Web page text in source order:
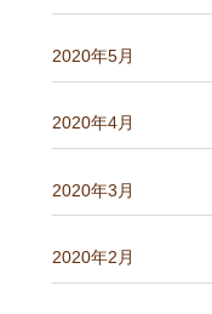
2020年5月
2020年4月
2020年3月
2020年2月